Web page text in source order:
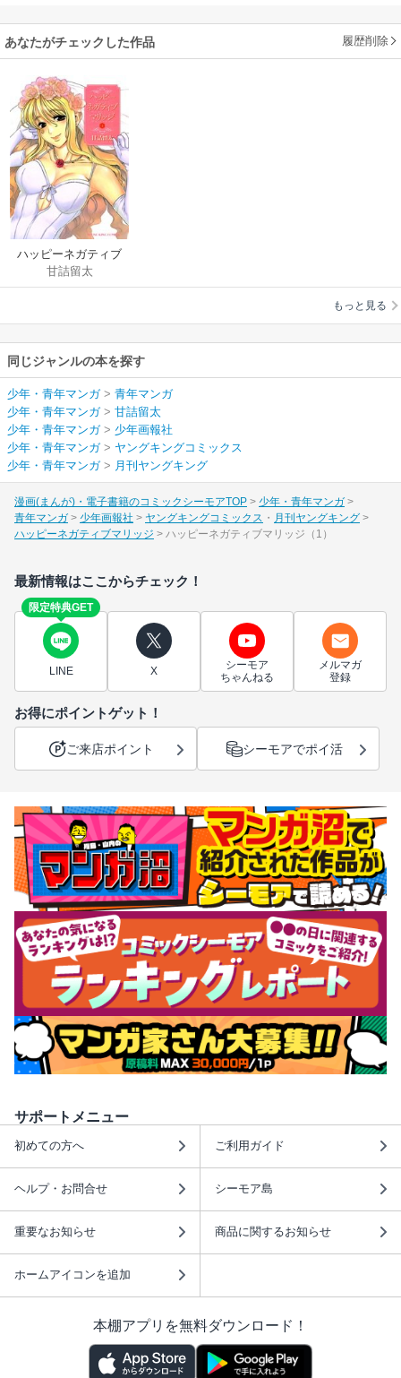
あなたがチェックした作品 履歴削除
ハッピーネガティブ
マリッジ
甘詰留太
もっと見る
同じジャンルの本を探す
少年・青年マンガ> 青年マンガ
少年・青年マンガ> 甘詰留太
少年・青年マンガ> 少年画報社
少年・青年マンガ> ヤングキングコミックス
少年・青年マンガ> 月刊ヤングキング
漫画(まんが)・電子書籍のコミックシーモアTOP
少年・青年マンガ
青年マンガ
少年画報社 ヤングキングコミックス
月刊ヤングキング
ハッピーネガティブマリッジ
ハッピーネガティブマリッジ（1）
最新情報はここからチェック！
限定特典GET
LINE X
シーモア
ちゃんねる
メルマガ
登録
お得にポイントゲット！
ご来店ポイント シーモアでポイ活
サポートメニュー
初めての方へ ご利用ガイド
ヘルプ・お問合せ シーモア島
重要なお知らせ 商品に関するお知らせ
ホームアイコンを追加
本棚アプリを無料ダウンロード！